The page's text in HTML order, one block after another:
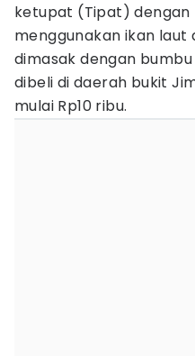
ketupat (Tipat) dengan
menggunakan ikan laut
dimasak dengan bumbu
dibeli di daerah bukit
mulai Rp10 ribu.